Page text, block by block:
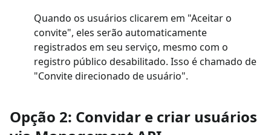
Quando os usuários clicarem em "Aceitar o
convite", eles serão automaticamente
registrados em seu serviço, mesmo com o
registro público desabilitado. Isso é chamado de
"Convite direcionado de usuário".
Opção 2: Convidar e criar usuários